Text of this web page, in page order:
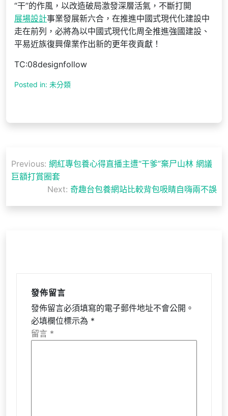
“干”的作風，以改造破局激發深層活氣，不斷打開
展場設計事業發展新六合，在推進中國式現代化建設中
走在前列，必將為以中國式現代化周全推進強國建設、
平易近族復興偉業作出新的更年夜貢獻！
TC:08designfollow
Posted in: 未分類
章
覽
Previous: 網紅專包養心得直播主遭“干爹”棄尸山林 網議
巨額打賞圈套
Next: 奇趣台包養網站比較背包吸睛自嗨兩不誤
發佈留言
發佈留言必須填寫的電子郵件地址不會公開。
必填欄位標示為 *
留言 *